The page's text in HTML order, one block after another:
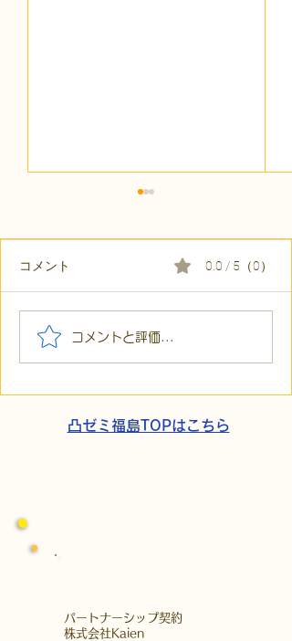
【代表ブログ】アメフト
の戦略思考に学ぶ！発達
コメント 0.0 / 5（0）
コメントと評価...
凸ゼミ福島TOPはこちら
​パートナーシップ契約
​株式会社Kaien